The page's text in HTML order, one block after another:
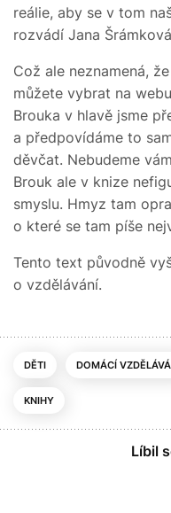
reálie, aby se v tom
rozvádí Jana
Což ale neznamená,
můžete vybrat na
Brouka v hlavě jsme
a předpovídáme to
děvčat. Nebudeme
Brouk ale v knize
smyslu. Hmyz tam
o které se tam píše
Tento text původně
o vzdělávání.
DĚTI DOMÁCÍ
KNIHY
Líbil